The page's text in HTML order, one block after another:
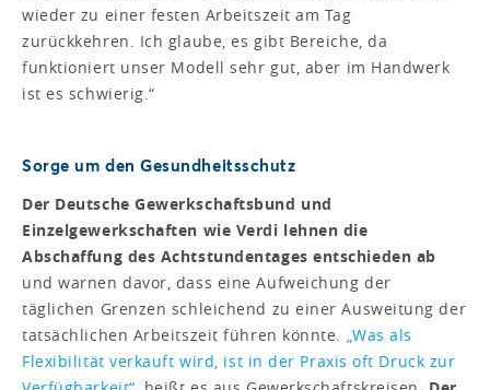
wieder zu einer festen Arbeitszeit am Tag
zurückkehren. Ich glaube, es gibt Bereiche, da
funktioniert unser Modell sehr gut, aber im Handwerk
ist es schwierig.“
Sorge um den Gesundheitsschutz
Der Deutsche Gewerkschaftsbund und
Einzelgewerkschaften wie Verdi lehnen die
Abschaffung des Achtstundentages entschieden ab
und warnen davor, dass eine Aufweichung der
täglichen Grenzen schleichend zu einer Ausweitung der
tatsächlichen Arbeitszeit führen könnte. „Was als
Flexibilität verkauft wird, ist in der Praxis oft Druck zur